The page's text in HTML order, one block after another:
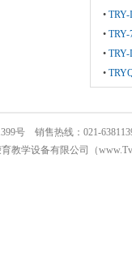
•
•
•
•
号 销售热线：021-
育教学设备有限公司（